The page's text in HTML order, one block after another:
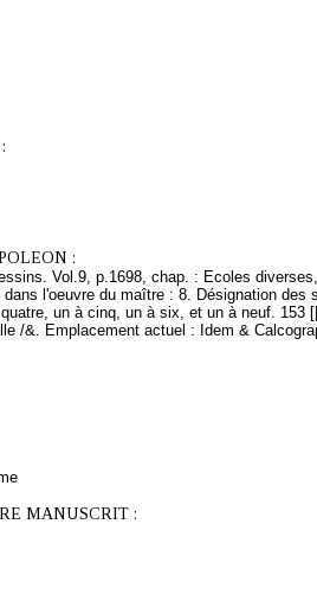
:
Vol.9, p.1698, chap. : Ecoles
l'oeuvre du maître : 8. Désignation
un à cinq, un à six, et un à neuf. 153
/&. Emplacement actuel : Idem &
MANUSCRIT :